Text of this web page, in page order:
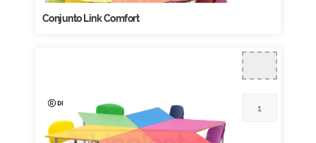
Conjunto Link Comfort